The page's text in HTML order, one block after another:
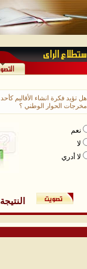
هل تؤيد فكرة انشاء الأقاليم كأحد
مخرجات الحوار الوطني ؟
نعم
لا
لا أدري
النتيجة